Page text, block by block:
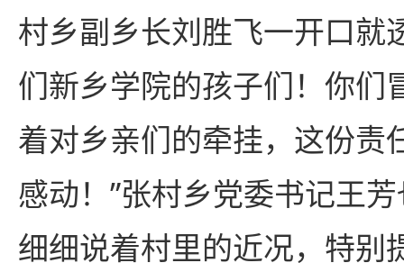
村乡副乡长刘胜飞一开口就
们新乡学院的孩子们！你们
着对乡亲们的牵挂，这份责
感动！”张村乡党委书记王
细细说着村里的近况，特别